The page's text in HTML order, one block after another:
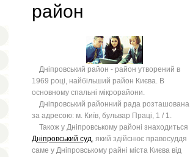
район
Дніпровський район - район утворений в
1969 році, найбільший район Києва. В
основному спальні мікрорайони.
Дніпровський районний рада розташована
за адресою: м. Київ, бульвар Праці, 1 / 1.
Також у Дніпровському районі знаходиться
Дніпровський суд, який здійснює правосуддя
саме у Дніпровському райні міста Києва від